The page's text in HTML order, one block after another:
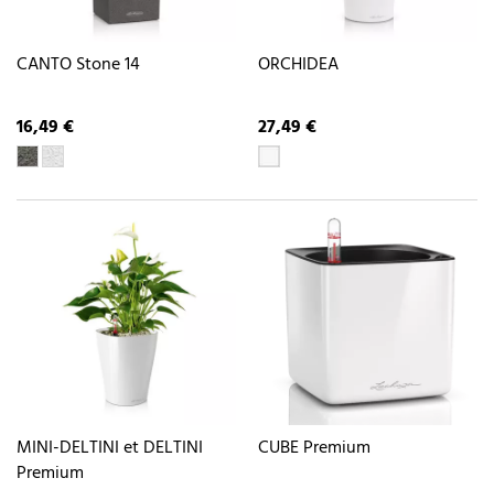
CANTO Stone 14
16,49 €
ORCHIDEA
27,49 €
MINI-DELTINI et DELTINI
Premium
CUBE Premium